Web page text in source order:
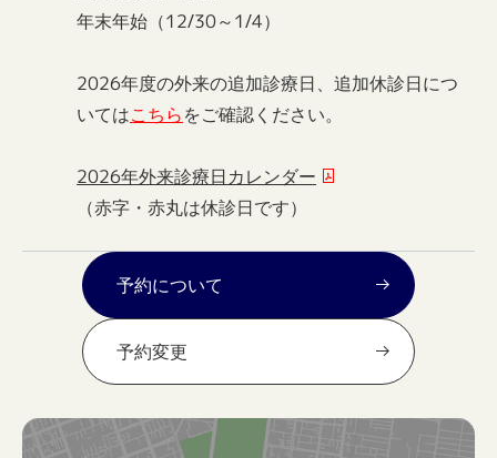
年末年始（12/30～1/4）
2026年度の外来の追加診療日、追加休診日につ
いてはこちらをご確認ください。
2026年外来診療日カレンダー
（赤字・赤丸は休診日です）
予約について
予約変更